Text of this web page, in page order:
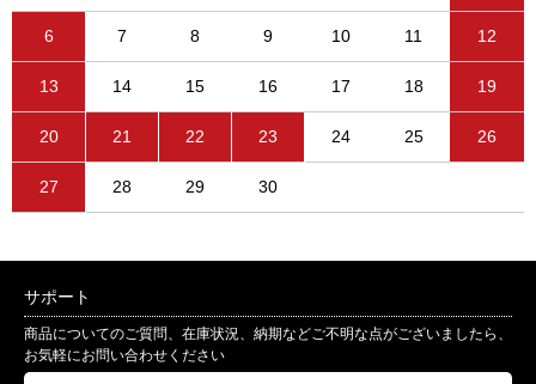
6 7 8 9 10 11 12
13 14 15 16 17 18 19
20 21 22 23 24 25 26
27 28 29 30
サポート
商品についてのご質問、在庫状況、納期などご不明な点がございましたら、
お気軽にお問い合わせください